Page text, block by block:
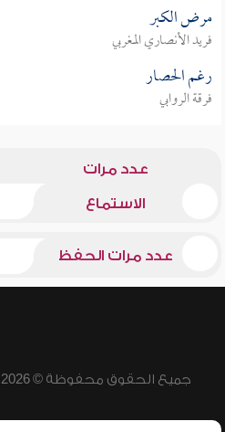
مرض الكبر
فريد الأنصاري المغربي
رغم الحصار
فرقة الروابي
عدد مرات
الاستماع
عدد مرات الحفظ
جميع الحقوق محفوظة © 2026 - 1998 لشبكة إسلام ويب